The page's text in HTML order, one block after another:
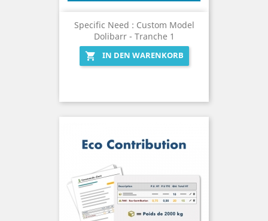
Specific Need : Custom Model
Dolibarr - Tranche 1

IN DEN WARENKORB